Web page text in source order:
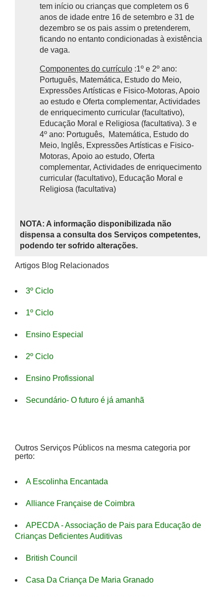
tem início ou crianças que completem os 6
anos de idade entre 16 de setembro e 31 de
dezembro se os pais assim o pretenderem,
ficando no entanto condicionadas à existência
de vaga.
Componentes do currículo :1º e 2º ano:
Português, Matemática, Estudo do Meio,
Expressões Artísticas e Fisico-Motoras, Apoio
ao estudo e Oferta complementar, Actividades
de enriquecimento curricular (facultativo),
Educação Moral e Religiosa (facultativa). 3 e
4º ano: Português, Matemática, Estudo do
Meio, Inglês, Expressões Artísticas e Fisico-
Motoras, Apoio ao estudo, Oferta
complementar, Actividades de enriquecimento
curricular (facultativo), Educação Moral e
Religiosa (facultativa)
NOTA: A informação disponibilizada não
dispensa a consulta dos Serviços competentes,
podendo ter sofrido alterações.
Artigos Blog Relacionados
3º Ciclo
1º Ciclo
Ensino Especial
2º Ciclo
Ensino Profissional
Secundário- O futuro é já amanhã
Outros Serviços Públicos na mesma categoria por
perto:
A Escolinha Encantada
Alliance Française de Coimbra
APECDA - Associação de Pais para Educação de
Crianças Deficientes Auditivas
British Council
Casa Da Criança De Maria Granado